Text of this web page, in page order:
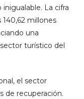
La cifra
millones
una
turístico del
el sector
de recuperación.